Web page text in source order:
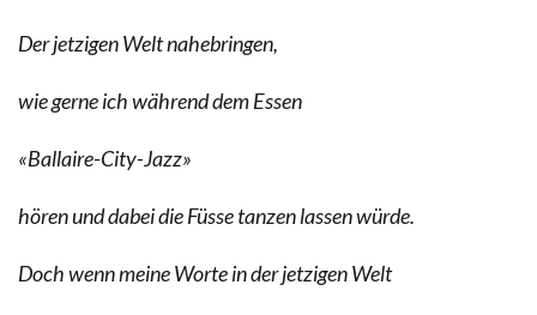
Der jetzigen Welt nahebringen,
wie gerne ich während dem Essen
«Ballaire-City-Jazz»
hören und dabei die Füsse tanzen lassen würde.
Doch wenn meine Worte in der jetzigen Welt